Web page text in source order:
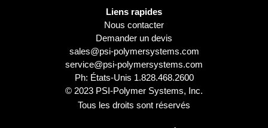
Liens rapides
Nous contacter
Demander un devis
sales@psi-polymersystems.com
service@psi-polymersystems.com
Ph: États-Unis 1.828.468.2600
© 2023 PSI-Polymer Systems, Inc.
Tous les droits sont réservés